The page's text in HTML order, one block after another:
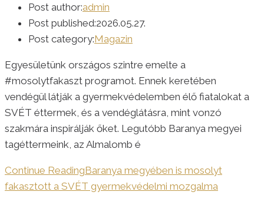
Post author:admin
Post published:2026.05.27.
Post category:Magazin
Egyesületünk országos szintre emelte a
#mosolytfakaszt programot. Ennek keretében
vendégül látják a gyermekvédelemben élő fiatalokat a
SVÉT éttermek, és a vendéglátásra, mint vonzó
szakmára inspirálják őket. Legutóbb Baranya megyei
tagéttermeink, az Almalomb é
Continue ReadingBaranya megyében is mosolyt
fakasztott a SVÉT gyermekvédelmi mozgalma